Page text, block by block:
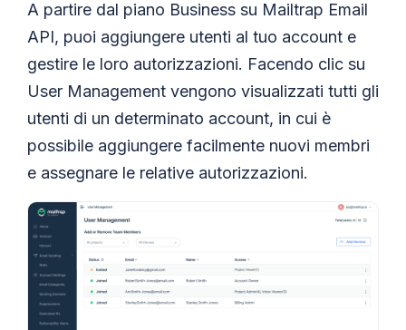
A partire dal piano Business su Mailtrap Email
API, puoi aggiungere utenti al tuo account e
gestire le loro autorizzazioni. Facendo clic su
User Management vengono visualizzati tutti gli
utenti di un determinato account, in cui è
possibile aggiungere facilmente nuovi membri
e assegnare le relative autorizzazioni.